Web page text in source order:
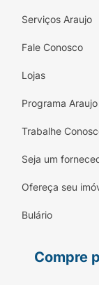
Sugestão de
Dilua 1
de sua
dissolução.
muscular, ou
Serviços Araujo
Fale Conosco
Lojas
Programa
Trabalhe
Seja um
Ofereça seu
Bulário
Compre